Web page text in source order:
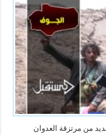
من مرتزقة العدوان